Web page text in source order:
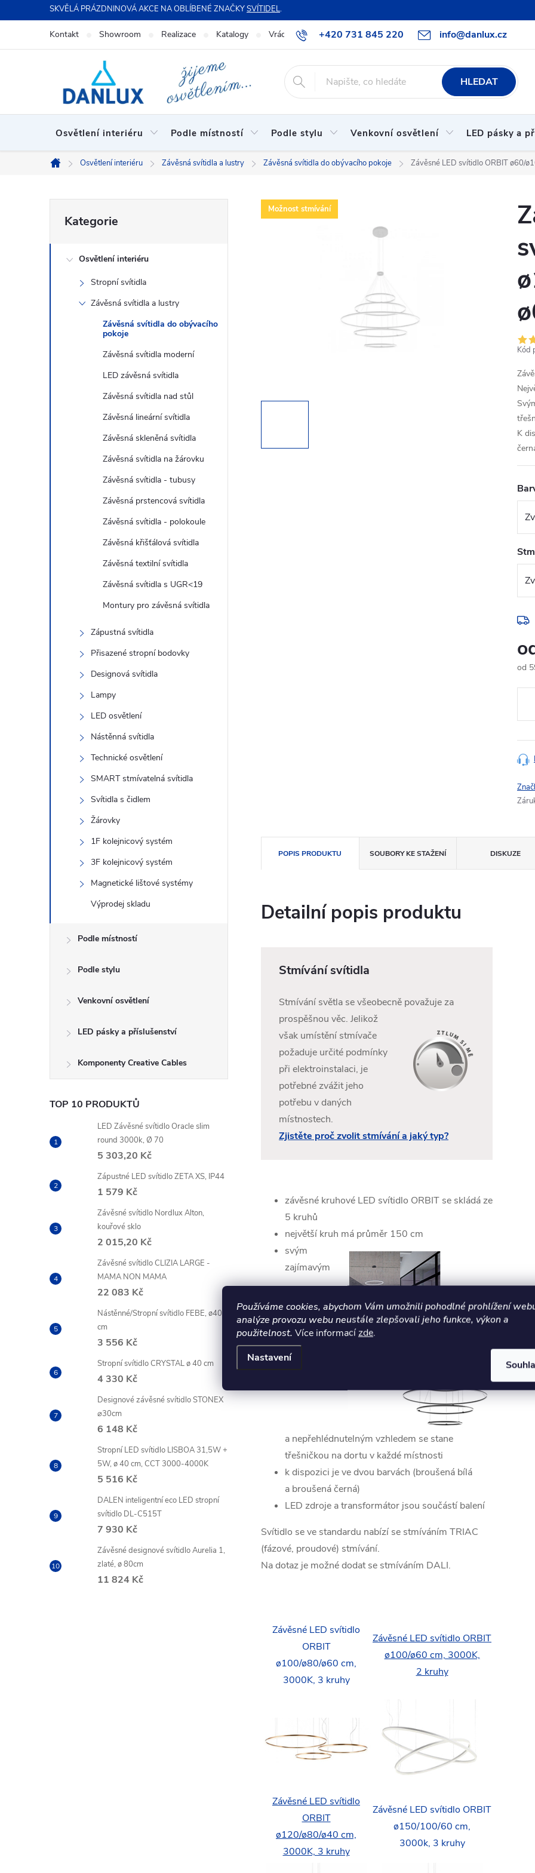
Používáme cookies, abychom Vám umožnili pohodlné prohlížení
analýze provozu webu neustále zlepšovali jeho funkce, výkon a
použitelnost. Více informacízde.
Nastavení
na
SKVĚLÁ PRÁZDNINOVÁ AKCE NA OBLÍBENÉ ZNAČKYSVÍTIDEL.
+420 731 845 220 info@danlux.cz
Kontakt Showroom Realizace Katalogy Vrácení zboží a reklamace O nás B2B spolupráce
HLEDAT
Osvětlení interiéru Podle místností Podle stylu Venkovní osvětlení LED pásky a
Domů
Osvětlení interiéru Závěsná svítidla a lustry Závěsná svítidla do obývacího pokoje Závěsné LED svítidlo ORBIT ø60/
o
kategorie
Kategorie
Osvětlení interiéru
Stropní svítidla
Závěsná svítidla a lustry
Závěsná svítidla do obývacího
pokoje
Závěsná svítidla moderní
LED závěsná svítidla
Závěsná svítidla nad stůl
Závěsná lineární svítidla
Závěsná skleněná svítidla
Závěsná svítidla na žárovku
Závěsná svítidla - tubusy
Závěsná prstencová svítidla
Závěsná svítidla - polokoule
Závěsná křišťálová svítidla
Závěsná textilní svítidla
Závěsná svítidla s UGR<19
Montury pro závěsná svítidla
Zápustná svítidla
Přisazené stropní bodovky
Designová svítidla
Lampy
LED osvětlení
Nástěnná svítidla
Technické osvětlení
SMART stmívatelná svítidla
Svítidla s čidlem
Žárovky
1F kolejnicový systém
3F kolejnicový systém
Magnetické lištové systémy
Výprodej skladu
Podle místností
Podle stylu
Venkovní osvětlení
LED pásky a příslušenství
Komponenty Creative Cables
TOP 10 PRODUKTŮ
LED Závěsné svítidlo Oracle slim
round 3000k, Ø 70
5 303,20 Kč
Zápustné LED svítidlo ZETA XS, IP44
1 579 Kč
Závěsné svítidlo Nordlux Alton,
kouřové sklo
2 015,20 Kč
Závěsné svítidlo CLIZIA LARGE -
MAMA NON MAMA
22 083 Kč
Nástěnné/Stropní svítidlo FEBE, ø40
cm
3 556 Kč
Stropní svítidlo CRYSTAL ø 40 cm
4 330 Kč
Designové závěsné svítidlo STONEX
⌀30cm
6 148 Kč
Stropní LED svítidlo LISBOA 31,5W +
5W, ø 40 cm, CCT 3000-4000K
5 516 Kč
DALEN inteligentní eco LED stropní
svítidlo DL-C515T
7 930 Kč
Závěsné designové svítidlo Aurelia 1,
zlaté, ø 80cm
11 824 Kč
Možnost stmívání
Kód
K
od
POPIS PRODUKTU SOUBORY KE STAŽENÍ DISKUZE
Detailní popis produktu
Stmívání svítidla
Stmívání světla se všeobecně považuje za
prospěšnou věc. Jelikož
však umístění stmívače
požaduje určité podmínky
při elektroinstalaci, je
potřebné zvážit jeho
potřebu v daných
místnostech.
Zjistěte proč zvolit stmívání a jaký typ?
závěsné kruhové LED svítidlo ORBIT se skládá ze
5 kruhů
největší kruh má průměr 150 cm
svým
zajímavým
a nepřehlédnutelným vzhledem se stane
třešničkou na dortu v každé místnosti
k dispozici je ve dvou barvách (broušená bílá
a broušená černá)
LED zdroje a transformátor jsou součástí balení
Svítidlo se ve standardu nabízí se stmíváním TRIAC
(fázové, proudové) stmívání.
Na dotaz je možné dodat se stmíváním DALI.
Závěsné LED svítidlo
ORBIT
ø100/ø80/ø60 cm,
3000K, 3 kruhy
Závěsné LED svítidlo ORBIT
ø100/ø60 cm, 3000K,
2 kruhy
Závěsné LED svítidlo
ORBIT
ø120/ø80/ø40 cm,
3000K, 3 kruhy
Závěsné LED svítidlo ORBIT
ø150/100/60 cm,
3000k, 3 kruhy